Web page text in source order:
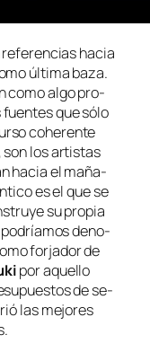
ha­cia
úl­ti­ma ba­za.
co­mo al­go pro­
que só­lo
cohe­ren­te
son los ar­tis­tas
ha­cia el ma­ña­
es el que se
su pro­pia
de­no­
for­ja­dor de
por aque­llo
de se­
las me­jo­res